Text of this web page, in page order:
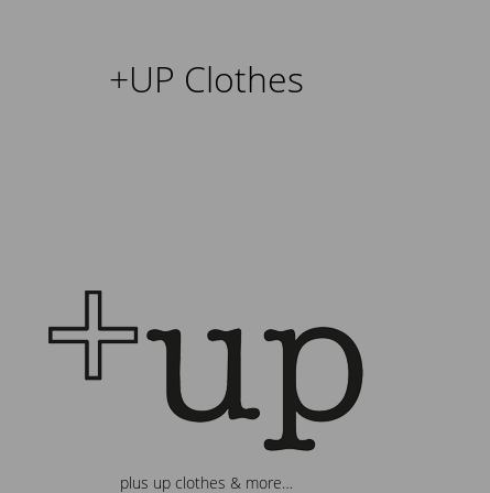
+UP Clothes
plus up clothes & more…